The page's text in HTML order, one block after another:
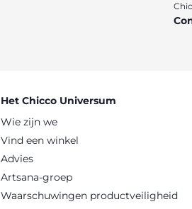
Het Chicco Universum
Wie zijn we
Vind een winkel
Advies
Artsana-groep
Waarschuwingen productveiligheid